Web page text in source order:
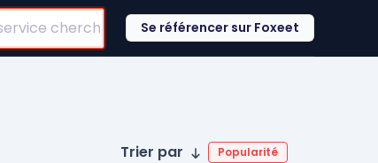
Se référencer sur Foxeet
Trier par Popularité